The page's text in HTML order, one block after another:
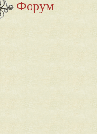
Форум